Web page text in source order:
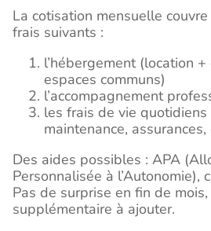
La cotisation mensuelle
frais suivants :
l’hébergement (location
espaces communs)
l’accompagnement
les frais de vie quotidiens
maintenance, assurances,
Des aides possibles : APA
Personnalisée à l’Autonomie),
Pas de surprise en fin de
supplémentaire à ajouter.